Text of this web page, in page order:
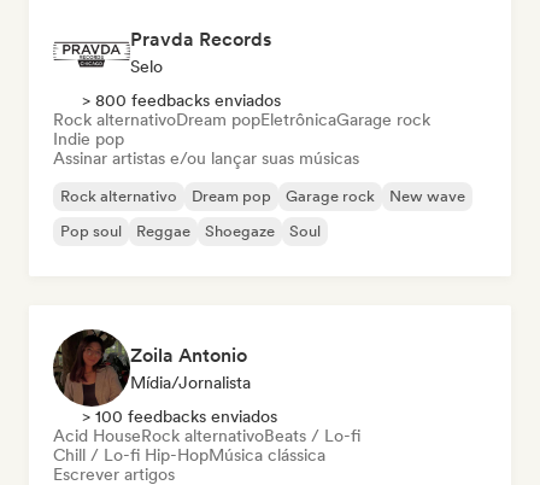
Pravda Records
Selo
> 800 feedbacks enviados
Rock alternativoDream popEletrônicaGarage rock
Indie pop
Assinar artistas e/ou lançar suas músicas
Rock alternativo Dream pop Garage rock
New wave
Pop soul
Reggae Shoegaze Soul
Zoila Antonio
Mídia/Jornalista
> 100 feedbacks enviados
Acid HouseRock alternativoBeats / Lo-fi
Chill / Lo-fi Hip-HopMúsica clássica
Escrever artigos